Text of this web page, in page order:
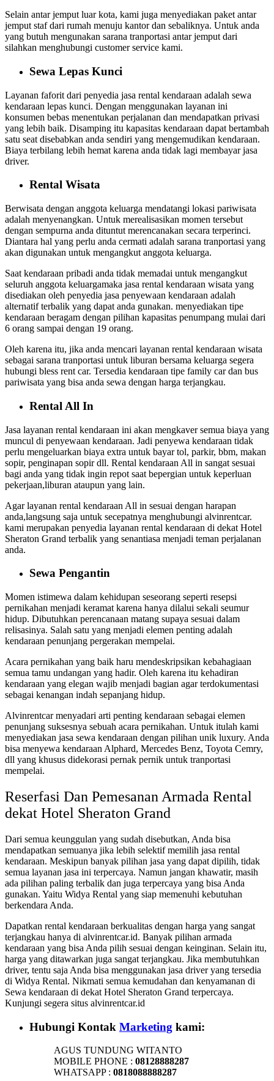
Selain antar jemput luar kota, kami juga menyediakan paket antar
jemput staf dari rumah menuju kantor dan sebaliknya. Untuk anda
yang butuh mengunakan sarana tranportasi antar jemput dari
silahkan menghubungi customer service kami.
Sewa Lepas Kunci
Layanan faforit dari penyedia jasa rental kendaraan adalah sewa
kendaraan lepas kunci. Dengan menggunakan layanan ini
konsumen bebas menentukan perjalanan dan mendapatkan privasi
yang lebih baik. Disamping itu kapasitas kendaraan dapat bertambah
satu seat disebabkan anda sendiri yang mengemudikan kendaraan.
Biaya terbilang lebih hemat karena anda tidak lagi membayar jasa
driver.
Rental Wisata
Berwisata dengan anggota keluarga mendatangi lokasi pariwisata
adalah menyenangkan. Untuk merealisasikan momen tersebut
dengan sempurna anda dituntut merencanakan secara terperinci.
Diantara hal yang perlu anda cermati adalah sarana tranportasi yang
akan digunakan untuk mengangkut anggota keluarga.
Saat kendaraan pribadi anda tidak memadai untuk mengangkut
seluruh anggota keluargamaka jasa rental kendaraan wisata yang
disediakan oleh penyedia jasa penyewaan kendaraan adalah
alternatif terbalik yang dapat anda gunakan. menyediakan tipe
kendaraan beragam dengan pilihan kapasitas penumpang mulai dari
6 orang sampai dengan 19 orang.
Oleh karena itu, jika anda mencari layanan rental kendaraan wisata
sebagai sarana tranportasi untuk liburan bersama keluarga segera
hubungi bless rent car. Tersedia kendaraan tipe family car dan bus
pariwisata yang bisa anda sewa dengan harga terjangkau.
Rental All In
Jasa layanan rental kendaraan ini akan mengkaver semua biaya yang
muncul di penyewaan kendaraan. Jadi penyewa kendaraan tidak
perlu mengeluarkan biaya extra untuk bayar tol, parkir, bbm, makan
sopir, penginapan sopir dll. Rental kendaraan All in sangat sesuai
bagi anda yang tidak ingin repot saat bepergian untuk keperluan
pekerjaan,liburan ataupun yang lain.
Agar layanan rental kendaraan All in sesuai dengan harapan
anda,langsung saja untuk secepatnya menghubungi alvinrentcar.
kami merupakan penyedia layanan rental kendaraan di dekat Hotel
Sheraton Grand terbalik yang senantiasa menjadi teman perjalanan
anda.
Sewa Pengantin
Momen istimewa dalam kehidupan seseorang seperti resepsi
pernikahan menjadi keramat karena hanya dilalui sekali seumur
hidup. Dibutuhkan perencanaan matang supaya sesuai dalam
relisasinya. Salah satu yang menjadi elemen penting adalah
kendaraan penunjang pergerakan mempelai.
Acara pernikahan yang baik haru mendeskripsikan kebahagiaan
semua tamu undangan yang hadir. Oleh karena itu kehadiran
kendaraan yang elegan wajib menjadi bagian agar terdokumentasi
sebagai kenangan indah sepanjang hidup.
Alvinrentcar menyadari arti penting kendaraan sebagai elemen
penunjang suksesnya sebuah acara pernikahan. Untuk itulah kami
menyediakan jasa sewa kendaraan dengan pilihan unik luxury. Anda
bisa menyewa kendaraan Alphard, Mercedes Benz, Toyota Cemry,
dll yang khusus didekorasi pernak pernik untuk tranportasi
mempelai.
Reserfasi Dan Pemesanan Armada Rental
dekat Hotel Sheraton Grand
Dari semua keunggulan yang sudah disebutkan, Anda bisa
mendapatkan semuanya jika lebih selektif memilih jasa rental
kendaraan. Meskipun banyak pilihan jasa yang dapat dipilih, tidak
semua layanan jasa ini terpercaya. Namun jangan khawatir, masih
ada pilihan paling terbalik dan juga terpercaya yang bisa Anda
gunakan. Yaitu Widya Rental yang siap memenuhi kebutuhan
berkendara Anda.
Dapatkan rental kendaraan berkualitas dengan harga yang sangat
terjangkau hanya di alvinrentcar.id. Banyak pilihan armada
kendaraan yang bisa Anda pilih sesuai dengan keinginan. Selain itu,
harga yang ditawarkan juga sangat terjangkau. Jika membutuhkan
driver, tentu saja Anda bisa menggunakan jasa driver yang tersedia
di Widya Rental. Nikmati semua kemudahan dan kenyamanan di
Sewa kendaraan di dekat Hotel Sheraton Grand terpercaya.
Kunjungi segera situs alvinrentcar.id
Hubungi Kontak Marketing kami:
AGUS TUNDUNG WITANTO
MOBILE PHONE : 08128888287
WHATSAPP : 0818088888287